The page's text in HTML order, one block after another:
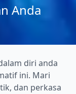
Anda
diri anda
ini. Mari
dan perkasa